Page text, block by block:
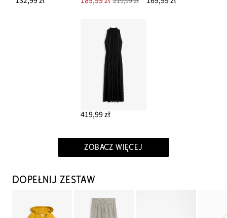
419,99 zł
ZOBACZ WIĘCEJ
DOPEŁNIJ ZESTAW